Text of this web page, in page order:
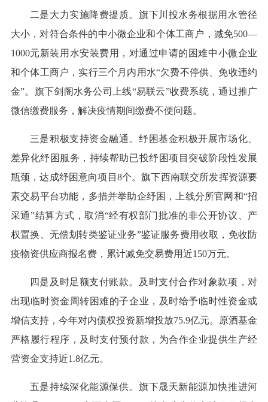
二是大力实施降费提质。旗下川投水务根据用水管径
大小，对符合条件的中小微企业和个体工商户，减免500—
1000元新装用水安装费用，对通过申请的困难中小微企业
和个体工商户，实行三个月内用水“欠费不停供、免收违约
金”。旗下剑阁水务公司上线“易联云”收费系统，通过推广
微信缴费服务，解决疫情期间缴费不便问题。
三是积极支持资金融通。纾困基金积极开展市场化、
差异化纾困服务，持续帮助已投纾困项目突破阶段性发展
瓶颈，达成纾困意向项目8个。旗下西南联交所发挥资源要
素交易平台功能，多措并举助企纾困，上线分所官网和“招
采通”结算方式，取消“经有权部门批准的非公开协议、产
权置换、无偿划转类鉴证业务”鉴证服务费用收取，免收防
疫物资供应商报名费，累计减免交易费用近150万元。
四是及时足额支付账款。及时支付合作对象款项，对
出现临时资金周转困难的子企业，及时给予临时性资金或
增信支持，今年对内债权投资新增投放75.9亿元。原酒基金
严格履行程序，及时支付预付款，为合作企业提供生产经
营资金支持近1.8亿元。
五是持续深化能源保供。旗下晟天新能源加快推进河